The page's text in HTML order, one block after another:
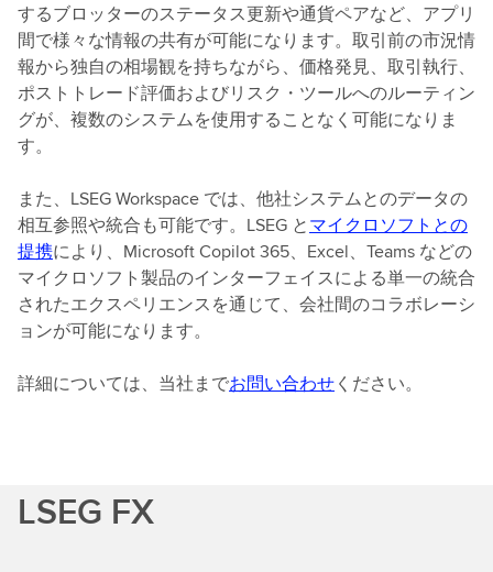
するブロッターのステータス更新や通貨ペアなど、アプリ
間で様々な情報の共有が可能になります。取引前の市況情
報から独自の相場観を持ちながら、価格発見、取引執行、
ポストトレード評価およびリスク・ツールへのルーティン
グが、複数のシステムを使用することなく可能になりま
す。
また、LSEG Workspace では、他社システムとのデータの
相互参照や統合も可能です。LSEG とマイクロソフトとの
提携により、Microsoft Copilot 365、Excel、Teams などの
マイクロソフト製品のインターフェイスによる単一の統合
されたエクスペリエンスを通じて、会社間のコラボレーシ
ョンが可能になります。
詳細については、当社までお問い合わせください。
LSEG FX